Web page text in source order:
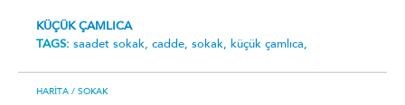
KÜÇÜK ÇAMLICA
TAGS: saadet sokak, cadde, sokak, küçük çamlıca,
HARITA / SOKAK